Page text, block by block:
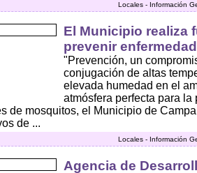
Locales - Información
El Municipio realiza
prevenir
"Prevención, un
conjugación de altas
elevada humedad en el
atmósfera perfecta para
de mosquitos, el Municipio de
de ...
Locales - Información
Agencia de